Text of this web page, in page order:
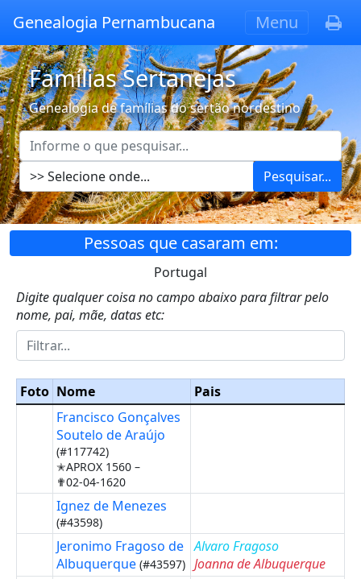
Genealogia Pernambucana Menu
Famílias Sertanejas
Genealogia de famílias do sertão nordestino
Pesquisar...
Pessoas que casaram em:
Portugal
Digite qualquer coisa no campo abaixo para filtrar pelo
nome, pai, mãe, datas etc:
Foto Nome
Pais
Francisco Gonçalves
Soutelo de Araújo
(#117742)
✭APROX 1560 –
✟02-04-1620
Ignez de Menezes
(#43598)
Jeronimo Fragoso de
Albuquerque (#43597)
Alvaro Fragoso
Joanna de Albuquerque